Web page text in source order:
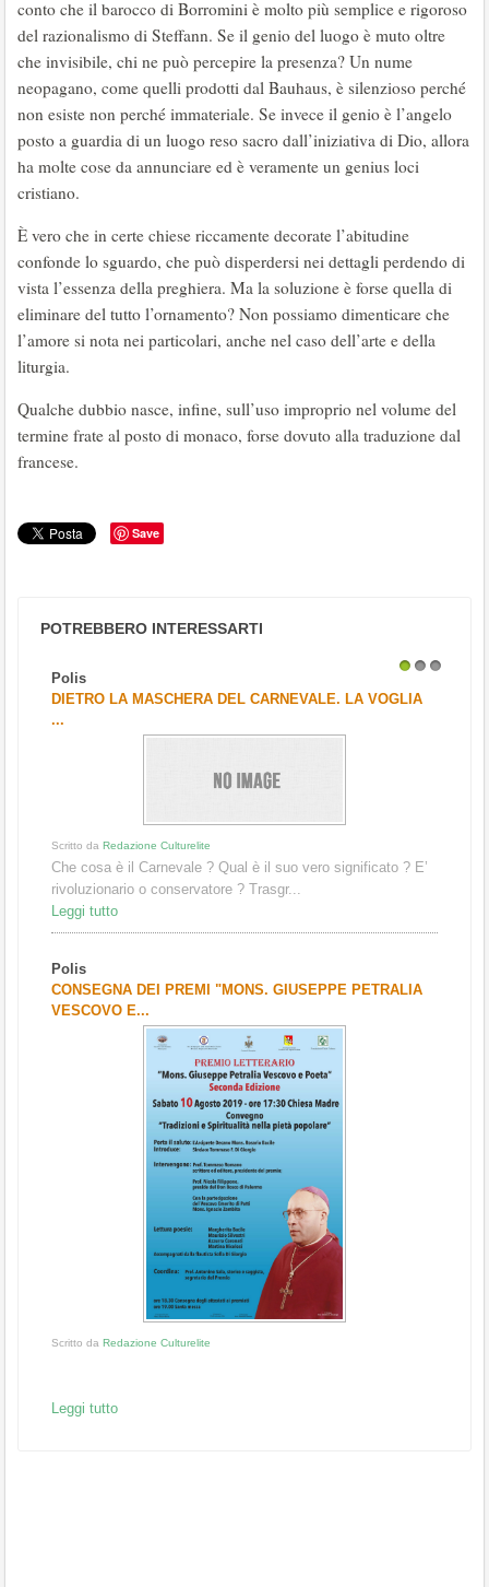
conto che il barocco di Borromini è molto più semplice e rigoroso
del razionalismo di Steffann. Se il genio del luogo è muto oltre
che invisibile, chi ne può percepire la presenza? Un nume
neopagano, come quelli prodotti dal Bauhaus, è silenzioso perché
non esiste non perché immateriale. Se invece il genio è l’angelo
posto a guardia di un luogo reso sacro dall’iniziativa di Dio, allora
ha molte cose da annunciare ed è veramente un genius loci
cristiano.
È vero che in certe chiese riccamente decorate l’abitudine
confonde lo sguardo, che può disperdersi nei dettagli perdendo di
vista l’essenza della preghiera. Ma la soluzione è forse quella di
eliminare del tutto l’ornamento? Non possiamo dimenticare che
l’amore si nota nei particolari, anche nel caso dell’arte e della
liturgia.
Qualche dubbio nasce, infine, sull’uso improprio nel volume del
termine frate al posto di monaco, forse dovuto alla traduzione dal
francese.
Save
POTREBBERO INTERESSARTI
Polis
DIETRO LA MASCHERA DEL CARNEVALE. LA VOGLIA
...
Scritto da Redazione Culturelite
Che cosa è il Carnevale ? Qual è il suo vero significato ? E’
rivoluzionario o conservatore ? Trasgr...
Leggi tutto
Polis
CONSEGNA DEI PREMI "MONS. GIUSEPPE PETRALIA
VESCOVO E...
Scritto da Redazione Culturelite
Leggi tutto